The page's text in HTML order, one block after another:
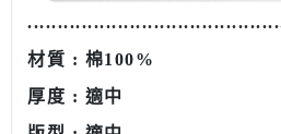
........................................
材質 : 棉100%
厚度 : 適中